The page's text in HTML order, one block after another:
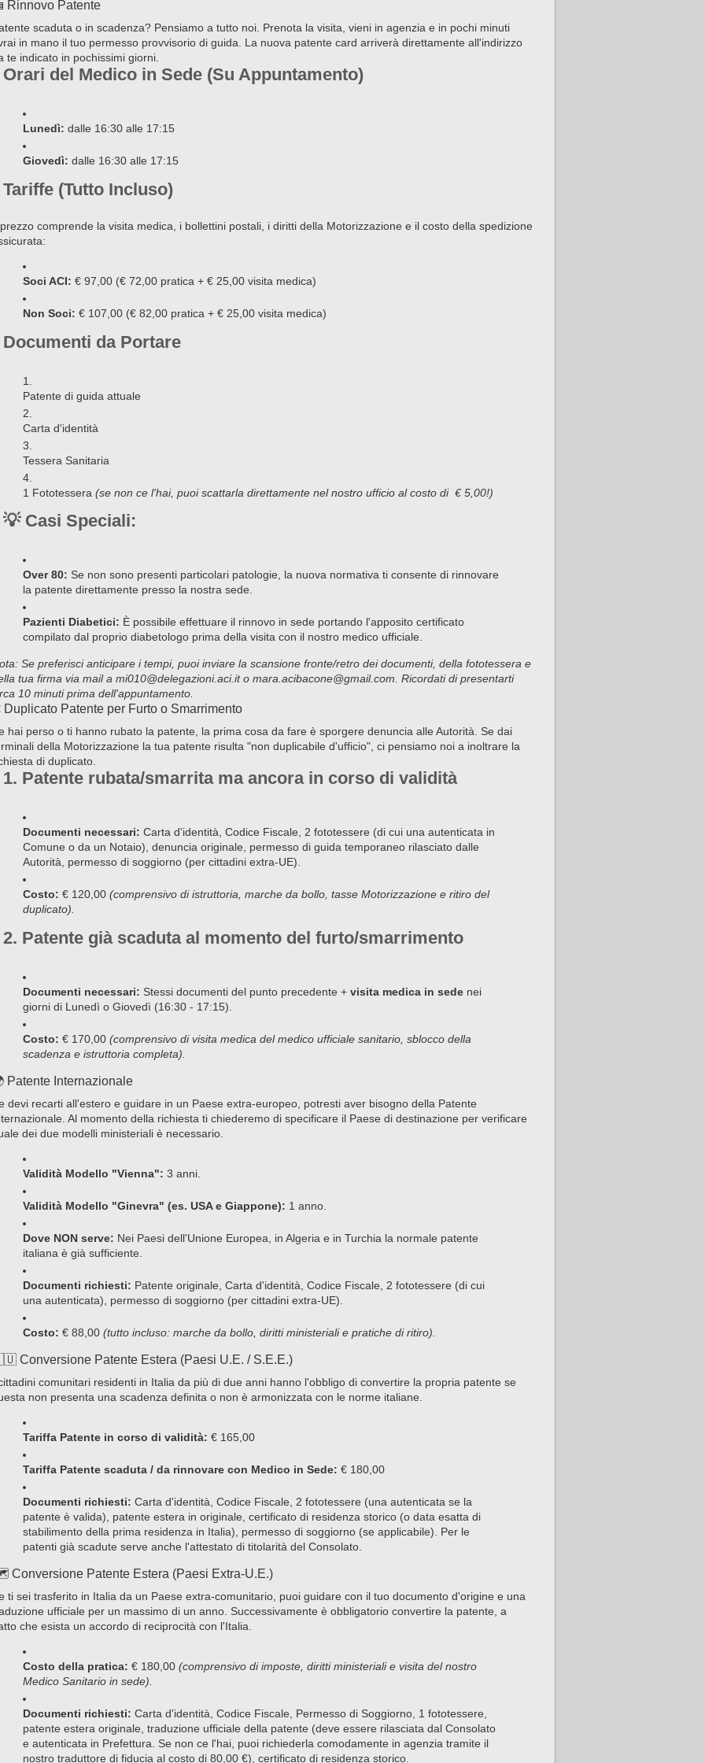
Rinnovo Patente
scaduta o in scadenza? Pensiamo a tutto noi. Prenota la visita, vieni in agenzia e in pochi minuti
in mano il tuo permesso provvisorio di guida. La nuova patente card arriverà direttamente all'indirizzo
te indicato in pochissimi giorni.
Orari del Medico in Sede (Su Appuntamento)
Lunedì: dalle 16:30 alle 17:15
Giovedì: dalle 16:30 alle 17:15
Tariffe (Tutto Incluso)
comprende la visita medica, i bollettini postali, i diritti della Motorizzazione e il costo della spedizione
Soci ACI: € 97,00 (€ 72,00 pratica + € 25,00 visita medica)
Non Soci: € 107,00 (€ 82,00 pratica + € 25,00 visita medica)
Documenti da Portare
Patente di guida attuale
Carta d'identità
Tessera Sanitaria
1 Fototessera (se non ce l'hai, puoi scattarla direttamente nel nostro ufficio al costo di € 5,00!)
💡 Casi Speciali:
Over 80: Se non sono presenti particolari patologie, la nuova normativa ti consente di rinnovare
la patente direttamente presso la nostra sede.
Pazienti Diabetici: È possibile effettuare il rinnovo in sede portando l'apposito certificato
compilato dal proprio diabetologo prima della visita con il nostro medico ufficiale.
Se preferisci anticipare i tempi, puoi inviare la scansione fronte/retro dei documenti, della fototessera e
tua firma via mail a mi010@delegazioni.aci.it o mara.acibacone@gmail.com. Ricordati di presentarti
10 minuti prima dell'appuntamento.
Duplicato Patente per Furto o Smarrimento
hai perso o ti hanno rubato la patente, la prima cosa da fare è sporgere denuncia alle Autorità. Se dai
della Motorizzazione la tua patente risulta "non duplicabile d'ufficio", ci pensiamo noi a inoltrare la
di duplicato.
1. Patente rubata/smarrita ma ancora in corso di validità
Documenti necessari: Carta d'identità, Codice Fiscale, 2 fototessere (di cui una autenticata in
Comune o da un Notaio), denuncia originale, permesso di guida temporaneo rilasciato dalle
Autorità, permesso di soggiorno (per cittadini extra-UE).
Costo: € 120,00 (comprensivo di istruttoria, marche da bollo, tasse Motorizzazione e ritiro del
duplicato).
2. Patente già scaduta al momento del furto/smarrimento
Documenti necessari: Stessi documenti del punto precedente + visita medica in sede nei
giorni di Lunedì o Giovedì (16:30 - 17:15).
Costo: € 170,00 (comprensivo di visita medica del medico ufficiale sanitario, sblocco della
scadenza e istruttoria completa).
Patente Internazionale
devi recarti all'estero e guidare in un Paese extra-europeo, potresti aver bisogno della Patente
Al momento della richiesta ti chiederemo di specificare il Paese di destinazione per verificare
dei due modelli ministeriali è necessario.
Validità Modello "Vienna": 3 anni.
Validità Modello "Ginevra" (es. USA e Giappone): 1 anno.
Dove NON serve: Nei Paesi dell'Unione Europea, in Algeria e in Turchia la normale patente
italiana è già sufficiente.
Documenti richiesti: Patente originale, Carta d'identità, Codice Fiscale, 2 fototessere (di cui
una autenticata), permesso di soggiorno (per cittadini extra-UE).
Costo: € 88,00 (tutto incluso: marche da bollo, diritti ministeriali e pratiche di ritiro).
Conversione Patente Estera (Paesi U.E. / S.E.E.)
comunitari residenti in Italia da più di due anni hanno l'obbligo di convertire la propria patente se
non presenta una scadenza definita o non è armonizzata con le norme italiane.
Tariffa Patente in corso di validità: € 165,00
Tariffa Patente scaduta / da rinnovare con Medico in Sede: € 180,00
Documenti richiesti: Carta d'identità, Codice Fiscale, 2 fototessere (una autenticata se la
patente è valida), patente estera in originale, certificato di residenza storico (o data esatta di
stabilimento della prima residenza in Italia), permesso di soggiorno (se applicabile). Per le
patenti già scadute serve anche l'attestato di titolarità del Consolato.
Conversione Patente Estera (Paesi Extra-U.E.)
ti sei trasferito in Italia da un Paese extra-comunitario, puoi guidare con il tuo documento d'origine e una
ufficiale per un massimo di un anno. Successivamente è obbligatorio convertire la patente, a
che esista un accordo di reciprocità con l'Italia.
Costo della pratica: € 180,00 (comprensivo di imposte, diritti ministeriali e visita del nostro
Medico Sanitario in sede).
Documenti richiesti: Carta d'identità, Codice Fiscale, Permesso di Soggiorno, 1 fototessere,
patente estera originale, traduzione ufficiale della patente (deve essere rilasciata dal Consolato
e autenticata in Prefettura. Se non ce l'hai, puoi richiederla comodamente in agenzia tramite il
nostro traduttore di fiducia al costo di 80,00 €), certificato di residenza storico.